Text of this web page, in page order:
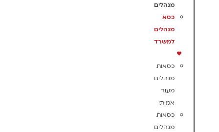
מנהלים
כסא
מנהלים
למשרד
כסאות
מנהלים
מעור
אמיתי
כסאות
מנהלים